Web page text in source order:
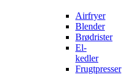
Airfryer
Blender
Brødrister
El-
kedler
Frugtpresser